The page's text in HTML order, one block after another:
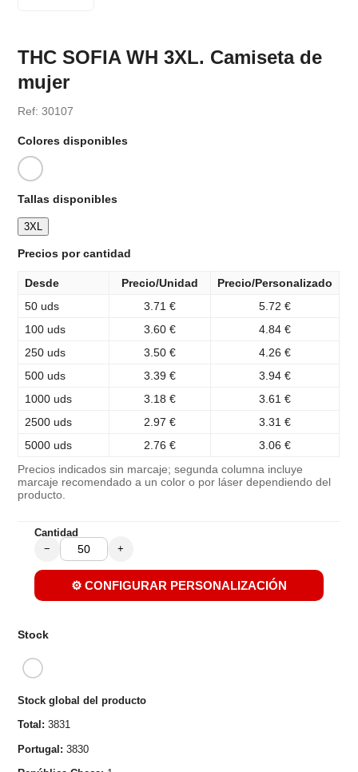
THC SOFIA WH 3XL. Camiseta de
mujer
Ref: 30107
Colores disponibles
Tallas disponibles
3XL
Precios por cantidad
Desde Precio/Unidad
Precio/Personalizado
50 uds
3.71 €
5.72 €
100 uds
3.60 €
4.84 €
250 uds
3.50 €
4.26 €
500 uds
3.39 €
3.94 €
1000 uds
3.18 €
3.61 €
2500 uds
2.97 €
3.31 €
5000 uds
2.76 € 3.06 €
Precios indicados sin marcaje; segunda columna incluye
marcaje recomendado a un color o por láser dependiendo del
producto.
Cantidad
− +
⚙️ CONFIGURAR PERSONALIZACIÓN
Stock
Stock global del producto
Total: 3831
Portugal: 3830